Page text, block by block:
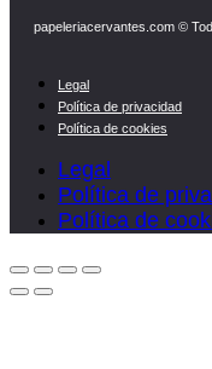
papeleriacervantes.com ©
Legal
Política de privacidad
Política de cookies
Legal
Política de
Política de